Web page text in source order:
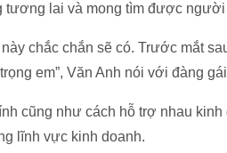
tương lai và mong tìm được người
chắc chắn sẽ có. Trước mắt
em”, Văn Anh nói với đàng
cũng như cách hỗ trợ nhau
lĩnh vực kinh doanh.